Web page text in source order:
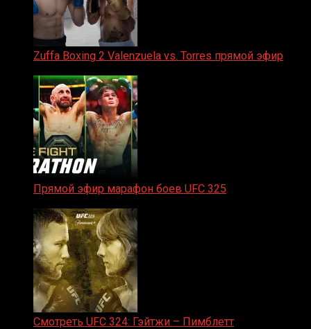
Zuffa Boxing 2 Valenzuela vs. Torres прямой эфир
Прямой эфир марафон боев UFC 325
Смотреть UFC 324: Гэйтжи – Пимблетт